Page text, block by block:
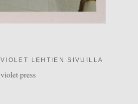
VIOLET LEHTIEN SIVUILLA
violet press